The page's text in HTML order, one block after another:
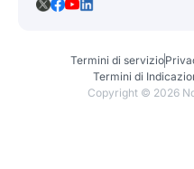
Termini di servizio
Termini di
Copyright © 2026